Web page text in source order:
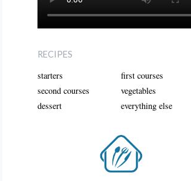
RECIPES
starters
first courses
second courses
vegetables
dessert
everything else